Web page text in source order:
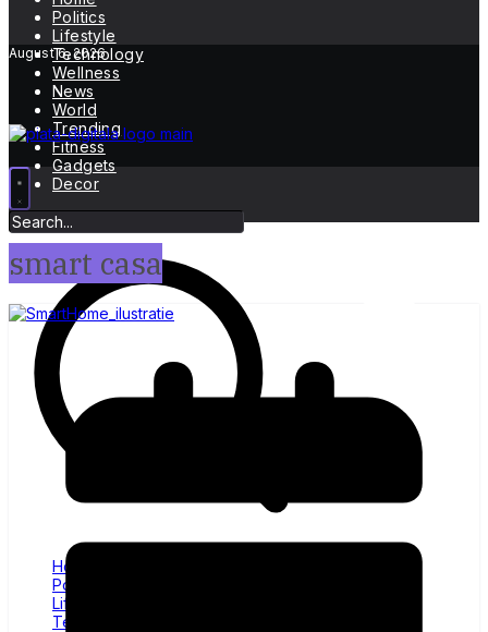
Politics
Lifestyle
Technology
Wellness
News
World
Trending
Fitness
Gadgets
Decor
August 6, 2026
Home
Politics
Lifestyle
Technology
smart casa